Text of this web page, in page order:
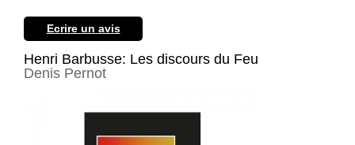
Epoque moderne
Ecrire un avis
Henri Barbusse: Les discours du Feu
Denis Pernot